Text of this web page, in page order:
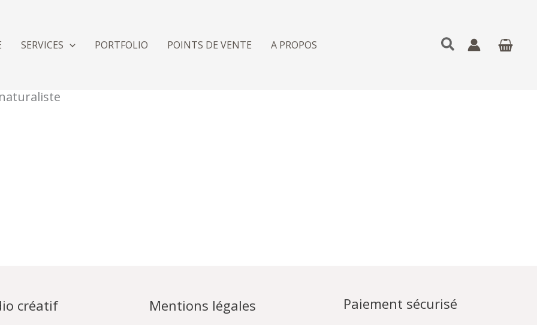
SERVICES PORTFOLIO POINTS DE VENTE A PROPOS Rechercher
créatif Mentions légales Paiement sécurisé